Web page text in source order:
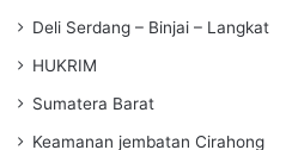
Deli Serdang – Binjai – Langkat
HUKRIM
Sumatera Barat
Keamanan jembatan Cirahong